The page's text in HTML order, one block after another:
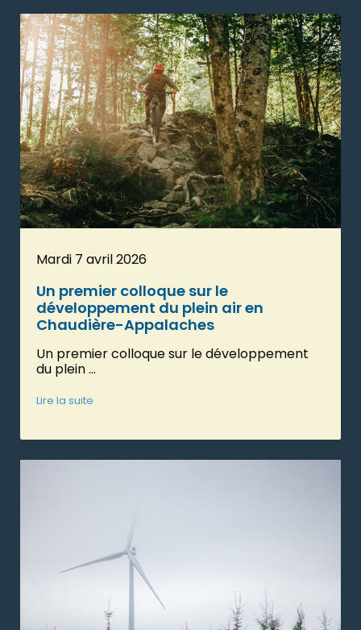
Mardi 7 avril 2026
Un premier colloque sur le
développement du plein air en
Chaudière-Appalaches
Un premier colloque sur le développement
du plein ...
Lire la suite